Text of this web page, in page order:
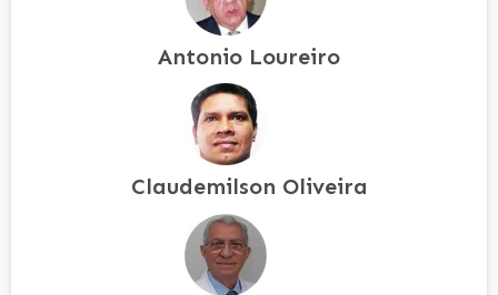
Antonio Loureiro
Claudemilson Oliveira